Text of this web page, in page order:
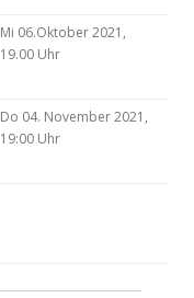
Mi 06.Oktober 2021,
19.00 Uhr
Do 04. November 2021,
19:00 Uhr